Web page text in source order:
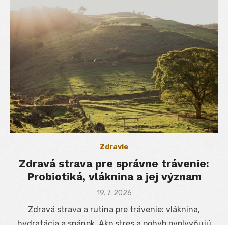
Zdravie
Zdravá strava pre správne trávenie:
Probiotiká, vláknina a jej význam
Posted
19. 7. 2026
Zdravá strava a rutina pre trávenie: vláknina,